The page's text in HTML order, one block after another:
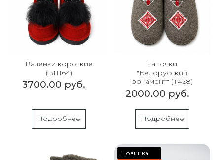
Валенки короткие
(ВШ64)
3700.00 руб.
Подробнее
Тапочки
"Белорусский
орнамент" (Т428)
2000.00 руб.
Подробнее
Новинка